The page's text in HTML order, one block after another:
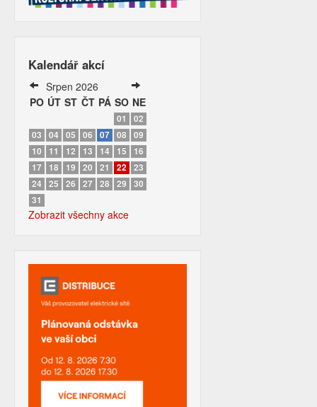
Kalendář akcí
Srpen 2026
PO ÚT ST ČT PÁ SO NE
01
02
03
04 05 06 07 08
09
10
11 12 13 14 15
16
17 18 19 20 21 22
23
24
25 26 27 28 29
30
31
Zobrazit všechny akce